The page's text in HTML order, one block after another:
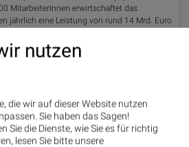
MitarbeiterInnen erwirtschaftet das
jährlich eine Leistung von rund 14 Mrd. Euro
Partner aufboerse-
nutzen
die wir auf dieser Website nutzen
Sie haben das Sagen!
Sie die Dienste, wie Sie es für richtig
lesen Sie bitte unsere